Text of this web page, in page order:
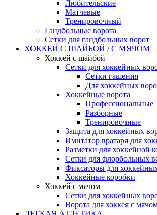
Любительские
Матчевые
Тренировочный
Гандбольные ворота
Сетки для гандбольных ворот
ХОККЕЙ С ШАЙБОЙ / С МЯЧОМ
Хоккей с шайбой
Сетки для хоккейных
Сетки гашения
Для хоккейных
Хоккейные ворота
Профессиональные
Разборные
Тренировочные
Защита для хоккейных
Имитатор вратаря для
Разметки для хоккейной
Сетки для флорбольных
Фиксаторы для
Хоккейные коробки
Хоккей с мячом
Сетки для хоккейных
Ворота для хоккея с